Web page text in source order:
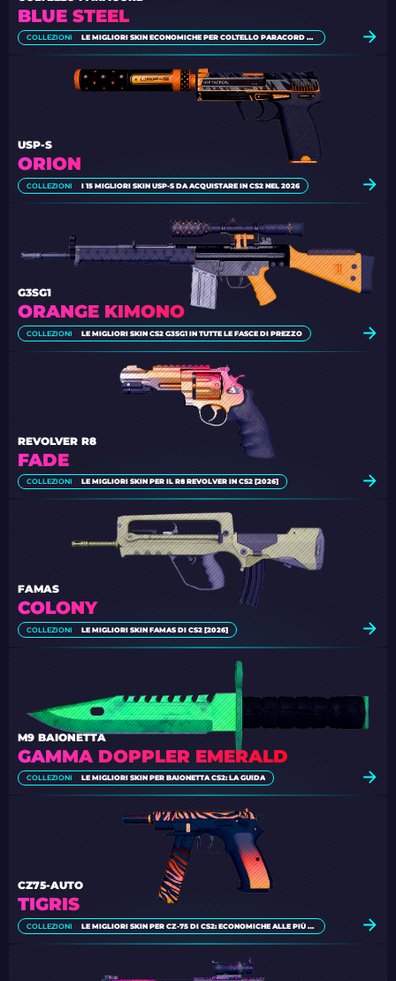
BLUE STEEL
COLLEZIONI LE MIGLIORI SKIN ECONOMICHE PER COLTELLO PARACORD DI CS2
ORION
USP-S
COLLEZIONI I 15 MIGLIORI SKIN USP-S DA ACQUISTARE IN CS2 NEL 2026
ORANGE KIMONO
G3SG1
COLLEZIONI LE MIGLIORI SKIN CS2 G3SG1 IN TUTTE LE FASCE DI PREZZO
FADE
REVOLVER R8
COLLEZIONI LE MIGLIORI SKIN PER IL R8 REVOLVER IN CS2 [2026]
COLONY
FAMAS
COLLEZIONI LE MIGLIORI SKIN FAMAS DI CS2 [2026]
GAMMA DOPPLER EMERALD
M9 BAIONETTA
COLLEZIONI LE MIGLIORI SKIN PER BAIONETTA CS2: LA GUIDA
TIGRIS
CZ75-AUTO
COLLEZIONI LE MIGLIORI SKIN PER CZ-75 DI CS2: ECONOMICHE ALLE PIÙ CARE